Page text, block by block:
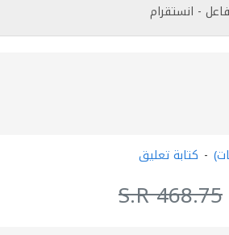
- كتابة تعليق
S.R 468.75